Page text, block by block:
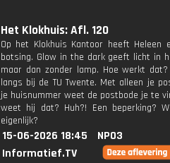
Het Klokhuis: Afl. 120
Op het Klokhuis Kantoor heeft Heleen
botsing. Glow in the dark geeft licht in
maar dan zonder lamp. Hoe werkt
langs bij de TU Twente. Met alleen je
je huisnummer weet de postbode je te
weet hij dat? Huh?! Een beperking?
eigenlijk?
15-06-2026 18:45
NPO3
Informatief.TV